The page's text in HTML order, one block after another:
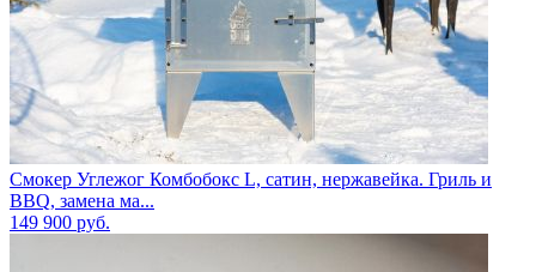
Смокер Углежог Комбобокс L, сатин, нержавейка. Гриль и
BBQ, замена ма...
149 900 руб.